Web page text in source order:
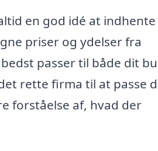
en god idé at indhente
priser og ydelser fra
passer til både dit
rette firma til at passe
forståelse af, hvad der